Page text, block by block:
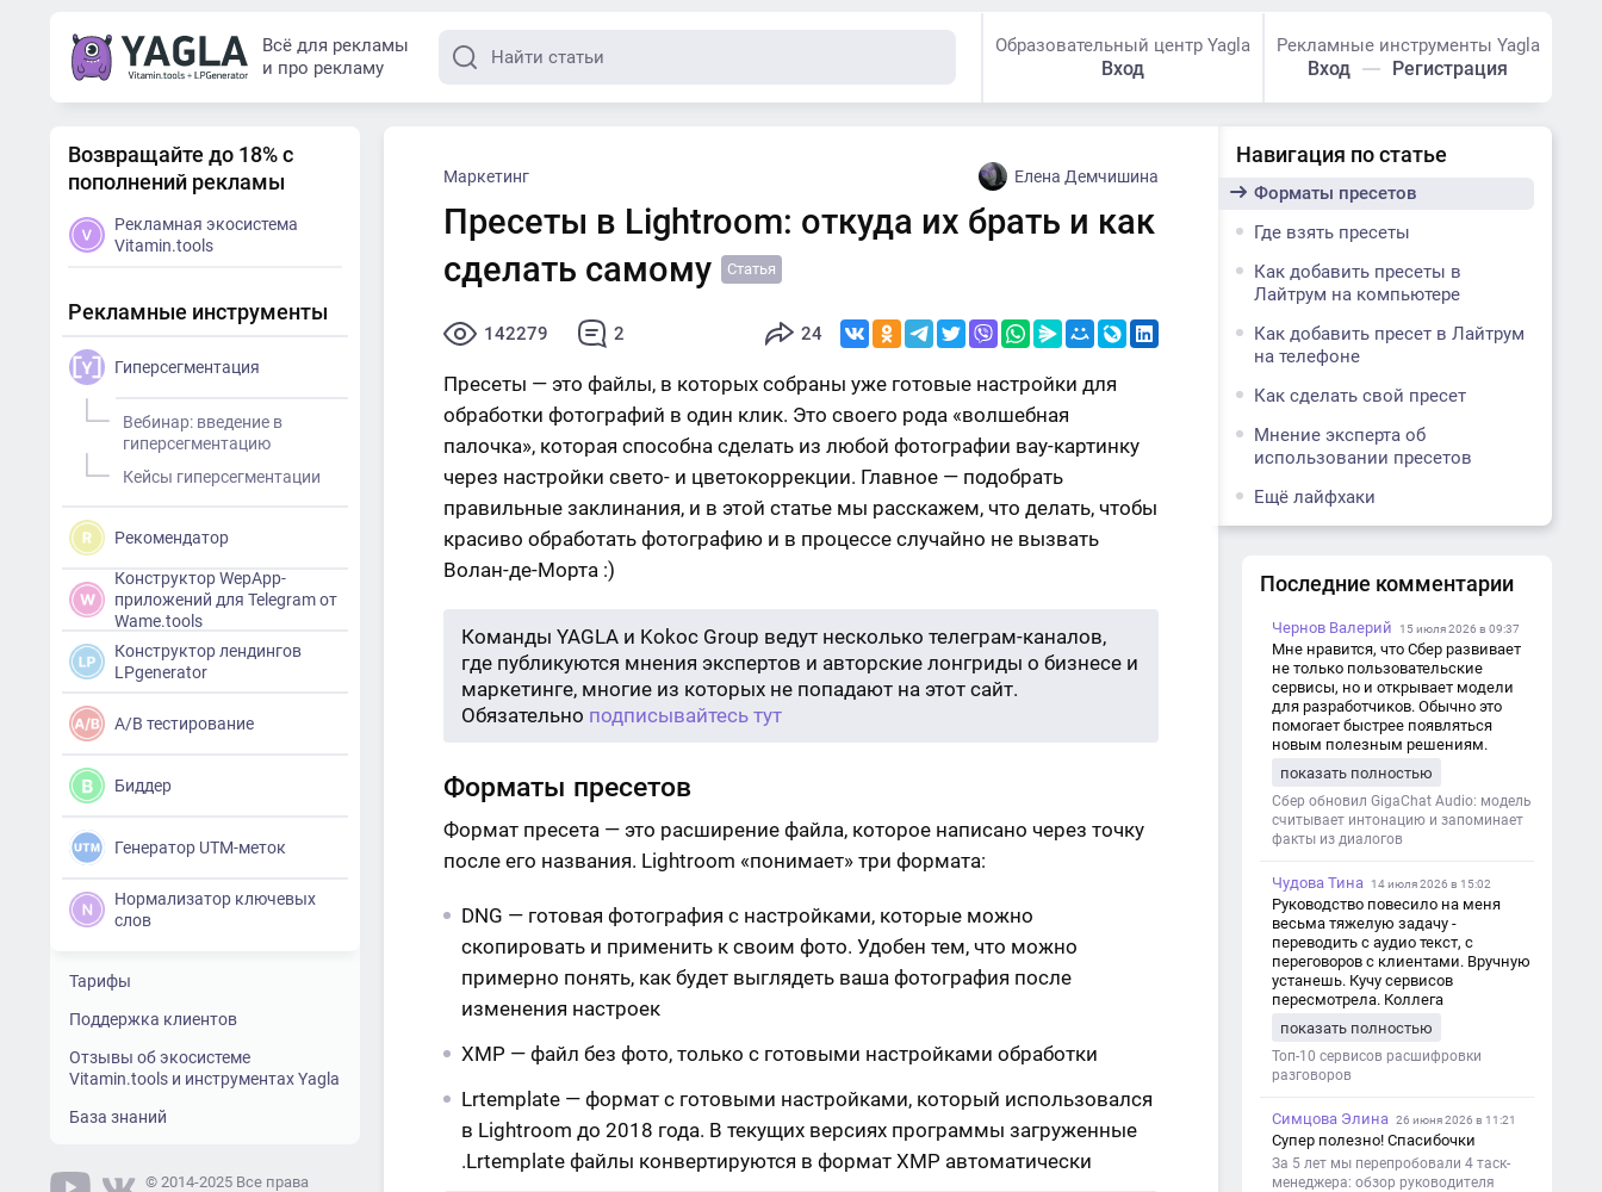
Всё для рекламы
и про рекламу
Образовательный центр Yagla
Вход
Рекламные инструменты Yagla
Вход Регистрация
Навигация по статье
Форматы пресетов
Где взять пресеты
Как добавить пресеты в
Лайтрум на компьютере
Как добавить пресет в Лайтрум
на телефоне
Как сделать свой пресет
Мнение эксперта об
использовании пресетов
Ещё лайфхаки
Маркетинг Елена Демчишина
Пресеты в Lightroom: откуда их брать и как
сделать самому
Статья
142279 2 24
Пресеты — это файлы, в которых собраны уже готовые настройки для
обработки фотографий в один клик. Это своего рода «волшебная
палочка», которая способна сделать из любой фотографии вау-картинку
через настройки свето- и цветокоррекции. Главное — подобрать
правильные заклинания, и в этой статье мы расскажем, что делать, чтобы
красиво обработать фотографию и в процессе случайно не вызвать
Волан-де-Морта :)
Команды YAGLA и Kokoc Group ведут несколько телеграм-каналов,
где публикуются мнения экспертов и авторские лонгриды о бизнесе и
маркетинге, многие из которых не попадают на этот сайт.
Обязательно подписывайтесь тут
Форматы пресетов
Формат пресета — это расширение файла, которое написано через точку
после его названия. Lightroom «понимает» три формата:
DNG — готовая фотография с настройками, которые можно
скопировать и применить к своим фото. Удобен тем, что можно
примерно понять, как будет выглядеть ваша фотография после
изменения настроек
XMP — файл без фото, только с готовыми настройками обработки
Lrtemplate — формат с готовыми настройками, который использовался
в Lightroom до 2018 года. В текущих версиях программы загруженные
.Lrtemplate файлы конвертируются в формат XMP автоматически
Возвращайте до 18% с
пополнений рекламы
Рекламная экосистема
Vitamin.tools
Рекламные инструменты
Гиперсегментация
Вебинар: введение в
гиперсегментацию
Кейсы гиперсегментации
Рекомендатор
Конструктор WepApp-
приложений для Telegram от
Wame.tools
Конструктор лендингов
LPgenerator
A/B тестирование
Биддер
Генератор UTM-меток
Нормализатор ключевых
слов
Тарифы
Поддержка клиентов
Отзывы об экосистеме
Vitamin.tools и инструментах Yagla
База знаний
© 2014-2025 Все права
Последние комментарии
Чернов Валерий 15 июля 2026 в 09:37
Мне нравится, что Сбер развивает
не только пользовательские
сервисы, но и открывает модели
для разработчиков. Обычно это
помогает быстрее появляться
новым полезным решениям.
показать полностью
Сбер обновил GigaChat Audio: модель
считывает интонацию и запоминает
факты из диалогов
Чудова Тина 14 июля 2026 в 15:02
Руководство повесило на меня
весьма тяжелую задачу -
переводить с аудио текст, с
переговоров с клиентами. Вручную
устанешь. Кучу сервисов
пересмотрела. Коллега
хорошо переводит. Мало
редактировать по итогу. Советую.
показать полностью
Топ-10 сервисов расшифровки
разговоров
Симцова Элина 26 июня 2026 в 11:21
Супер полезно! Спасибочки
За 5 лет мы перепробовали 4 таск-
менеджера: обзор руководителя